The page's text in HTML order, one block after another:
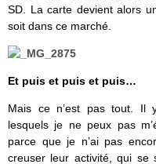
SD. La carte devient alors
soit dans ce marché.
Et puis et puis et puis…
Mais ce n’est pas tout. Il
lesquels je ne peux pas
parce que je n’ai pas
creuser leur activité, qui